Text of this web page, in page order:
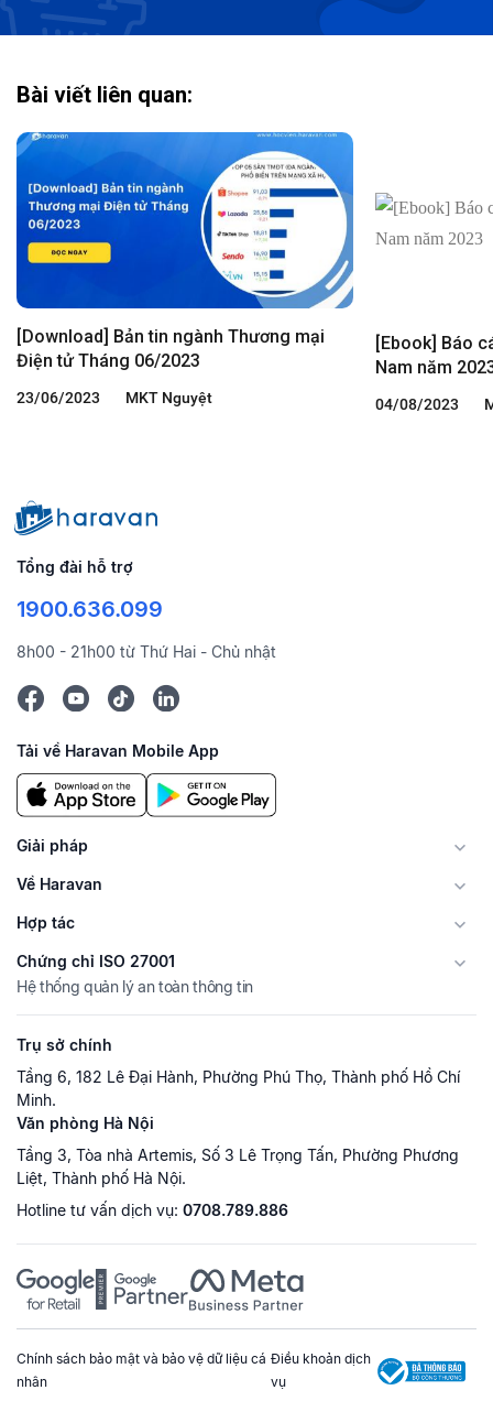
Bài viết liên quan:
[Download] Bản tin ngành Thương mại
Điện tử Tháng 06/2023
23/06/2023 MKT Nguyệt
[Ebook] Báo
Nam năm
04/08/2023
Tổng đài hỗ trợ
1900.636.099
8h00 - 21h00 từ Thứ Hai - Chủ nhật
Tải về Haravan Mobile App
Giải pháp
Về Haravan
Hợp tác
Chứng chỉ ISO 27001
Hệ thống quản lý an toàn thông tin
Trụ sở chính
Tầng 6, 182 Lê Đại Hành, Phường Phú Thọ, Thành phố Hồ Chí
Minh.
Văn phòng Hà Nội
Tầng 3, Tòa nhà Artemis, Số 3 Lê Trọng Tấn, Phường Phương
Liệt, Thành phố Hà Nội.
Hotline tư vấn dịch vụ: 0708.789.886
Chính sách bảo mật và bảo vệ dữ liệu cá
nhân
Điều khoản dịch
vụ